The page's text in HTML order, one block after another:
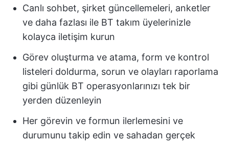
Canlı sohbet, şirket güncellemeleri, anketler
ve daha fazlası ile BT takım üyelerinizle
kolayca iletişim kurun
Görev oluşturma ve atama, form ve kontrol
listeleri doldurma, sorun ve olayları raporlama
gibi günlük BT operasyonlarınızı tek bir
yerden düzenleyin
Her görevin ve formun ilerlemesini ve
durumunu takip edin ve sahadan gerçek